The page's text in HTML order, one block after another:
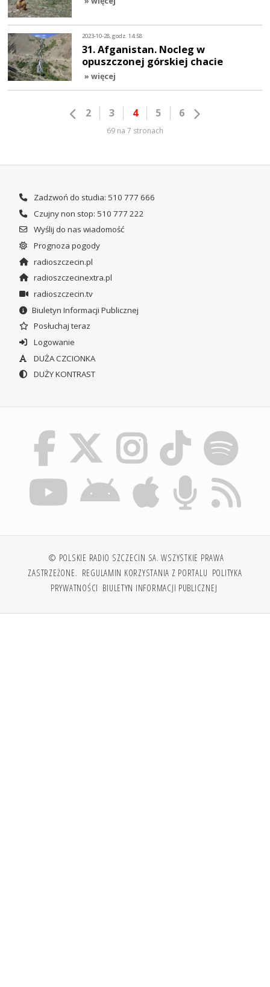
2023-10-28, godz. 14:58
31. Afganistan. Nocleg w
opuszczonej górskiej chacie
» więcej
2 3 4 5 6
69 na 7 stronach
Zadzwoń do studia: 510 777 666
Czujny non stop: 510 777 222
Wyślij do nas wiadomość
Prognoza pogody
radioszczecin.pl
radioszczecinextra.pl
radioszczecin.tv
Biuletyn Informacji Publicznej
Posłuchaj teraz
Logowanie
DUŻA CZCIONKA
DUŻY KONTRAST
© POLSKIE RADIO SZCZECIN SA. WSZYSTKIE PRAWA
ZASTRZEŻONE. REGULAMIN KORZYSTANIA Z PORTALU POLITYKA
PRYWATNOŚCI BIULETYN INFORMACJI PUBLICZNEJ